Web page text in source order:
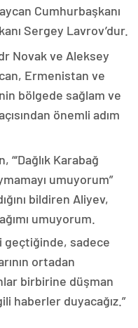
Cumhurbaşkanı
Sergey Lavrov’dur.
Novak ve Aleksey
Ermenistan ve
bölgede sağlam ve
önemli adım
“‘Dağlık Karabağ
umuyorum”
bildiren Aliyev,
umuyorum.
geçtiğinde, sadece
ortadan
birbirine düşman
haberler duyacağız.”